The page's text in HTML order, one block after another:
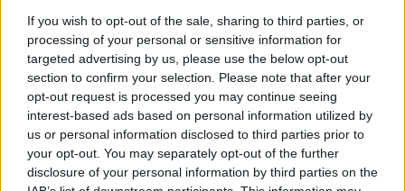
If you wish to opt-out of the sale, sharing to third parties, or
processing of your personal or sensitive information for
targeted advertising by us, please use the below opt-out
section to confirm your selection. Please note that after your
opt-out request is processed you may continue seeing
interest-based ads based on personal information utilized by
us or personal information disclosed to third parties prior to
your opt-out. You may separately opt-out of the further
disclosure of your personal information by third parties on the
Munkák és napok – és kincsek. 128. rész
nemzetikonyvtar•2025. augusztus 05.
Sorozatunk címe Hésziodosz Munkák és napok című
művére utal. Az ókori szerző a földműves kitartó,
gondos munkáját jelenítette meg. Könyvtárunk
kutató munkatársai ehhez hasonló szorgalommal